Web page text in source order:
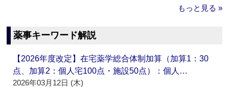
もっと見る »
薬事キーワード解説
【2026年度改定】在宅薬学総合体制加算（加算1：30
点、加算2：個人宅100点・施設50点）：個人…
2026年03月12日 (木)